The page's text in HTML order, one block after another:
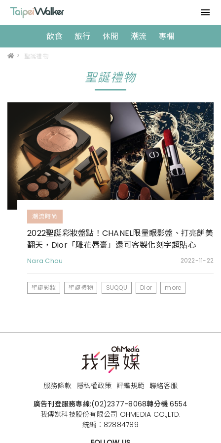
飲食 旅行 休閒 潮流 專欄
> 聖誕禮物
聖誕禮物
潮流時尚
2022聖誕彩妝盤點！CHANEL限量眼影盤、打亮餅美
翻天，Dior「雕花唇膏」還可客製化刻字超貼心
Nara Chou 2022-11-22
聖誕彩妝 聖誕禮物 SUQQU Dior more
服務條款 隱私權政策 評鑑規範 聯絡客服
廣告刊登服務專線:(02)2377-8068轉分機 6554
我傳媒科技股份有限公司 OHMEDIA CO.,LTD.
統編：82884789